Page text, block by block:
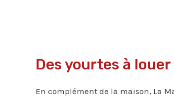
Des yourtes à
En complément de la maison, La